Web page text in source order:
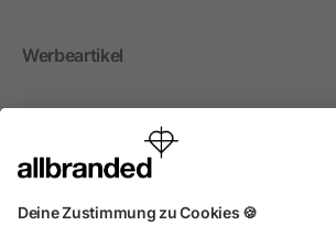
Werbeartikel
International